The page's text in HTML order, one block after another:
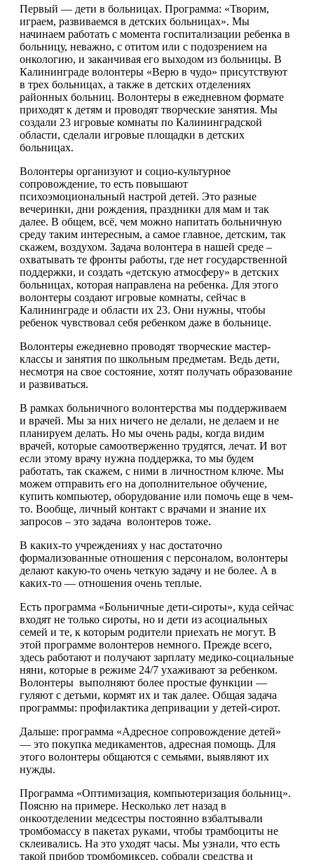
Первый — дети в больницах. Программа: «Творим,
играем, развиваемся в детских больницах». Мы
начинаем работать с момента госпитализации ребенка в
больницу, неважно, с отитом или с подозрением на
онкологию, и заканчивая его выходом из больницы. В
Калининграде волонтеры «Верю в чудо» присутствуют
в трех больницах, а также в детских отделениях
районных больниц. Волонтеры в ежедневном формате
приходят к детям и проводят творческие занятия. Мы
создали 23 игровые комнаты по Калининградской
области, сделали игровые площадки в детских
больницах.
Волонтеры организуют и социо-культурное
сопровождение, то есть повышают
психоэмоциональный настрой детей. Это разные
вечеринки, дни рождения, праздники для мам и так
далее. В общем, всё, чем можно напитать больничную
среду таким интересным, а самое главное, детским, так
скажем, воздухом. Задача волонтера в нашей среде –
охватывать те фронты работы, где нет государственной
поддержки, и создать «детскую атмосферу» в детских
больницах, которая направлена на ребенка. Для этого
волонтеры создают игровые комнаты, сейчас в
Калининграде и области их 23. Они нужны, чтобы
ребенок чувствовал себя ребенком даже в больнице.
Волонтеры ежедневно проводят творческие мастер-
классы и занятия по школьным предметам. Ведь дети,
несмотря на свое состояние, хотят получать образование
и развиваться.
В рамках больничного волонтерства мы поддерживаем
и врачей. Мы за них ничего не делали, не делаем и не
планируем делать. Но мы очень рады, когда видим
врачей, которые самоотверженно трудятся, лечат. И вот
если этому врачу нужна поддержка, то мы будем
работать, так скажем, с ними в личностном ключе. Мы
можем отправить его на дополнительное обучение,
купить компьютер, оборудование или помочь еще в чем-
то. Вообще, личный контакт с врачами и знание их
запросов – это задача волонтеров тоже.
В каких-то учреждениях у нас достаточно
формализованные отношения с персоналом, волонтеры
делают какую-то очень четкую задачу и не более. А в
каких-то — отношения очень теплые.
Есть программа «Больничные дети-сироты», куда сейчас
входят не только сироты, но и дети из асоциальных
семей и те, к которым родители приехать не могут. В
этой программе волонтеров немного. Прежде всего,
здесь работают и получают зарплату медико-социальные
няни, которые в режиме 24/7 ухаживают за ребенком.
Волонтеры выполняют более простые функции —
гуляют с детьми, кормят их и так далее. Общая задача
программы: профилактика депривации у детей-сирот.
Дальше: программа «Адресное сопровождение детей»
— это покупка медикаментов, адресная помощь. Для
этого волонтеры общаются с семьями, выявляют их
нужды.
Программа «Оптимизация, компьютеризация больниц».
Поясню на примере. Несколько лет назад в
онкоотделении медсестры постоянно взбалтывали
тромбомассу в пакетах руками, чтобы трамбоциты не
склеивались. На это уходят часы. Мы узнали, что есть
такой прибор тромбомиксер, собрали средства и